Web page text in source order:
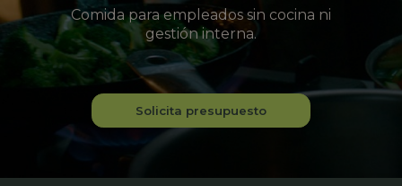
Comida para empleados sin cocina ni
gestión interna.
Solicita presupuesto